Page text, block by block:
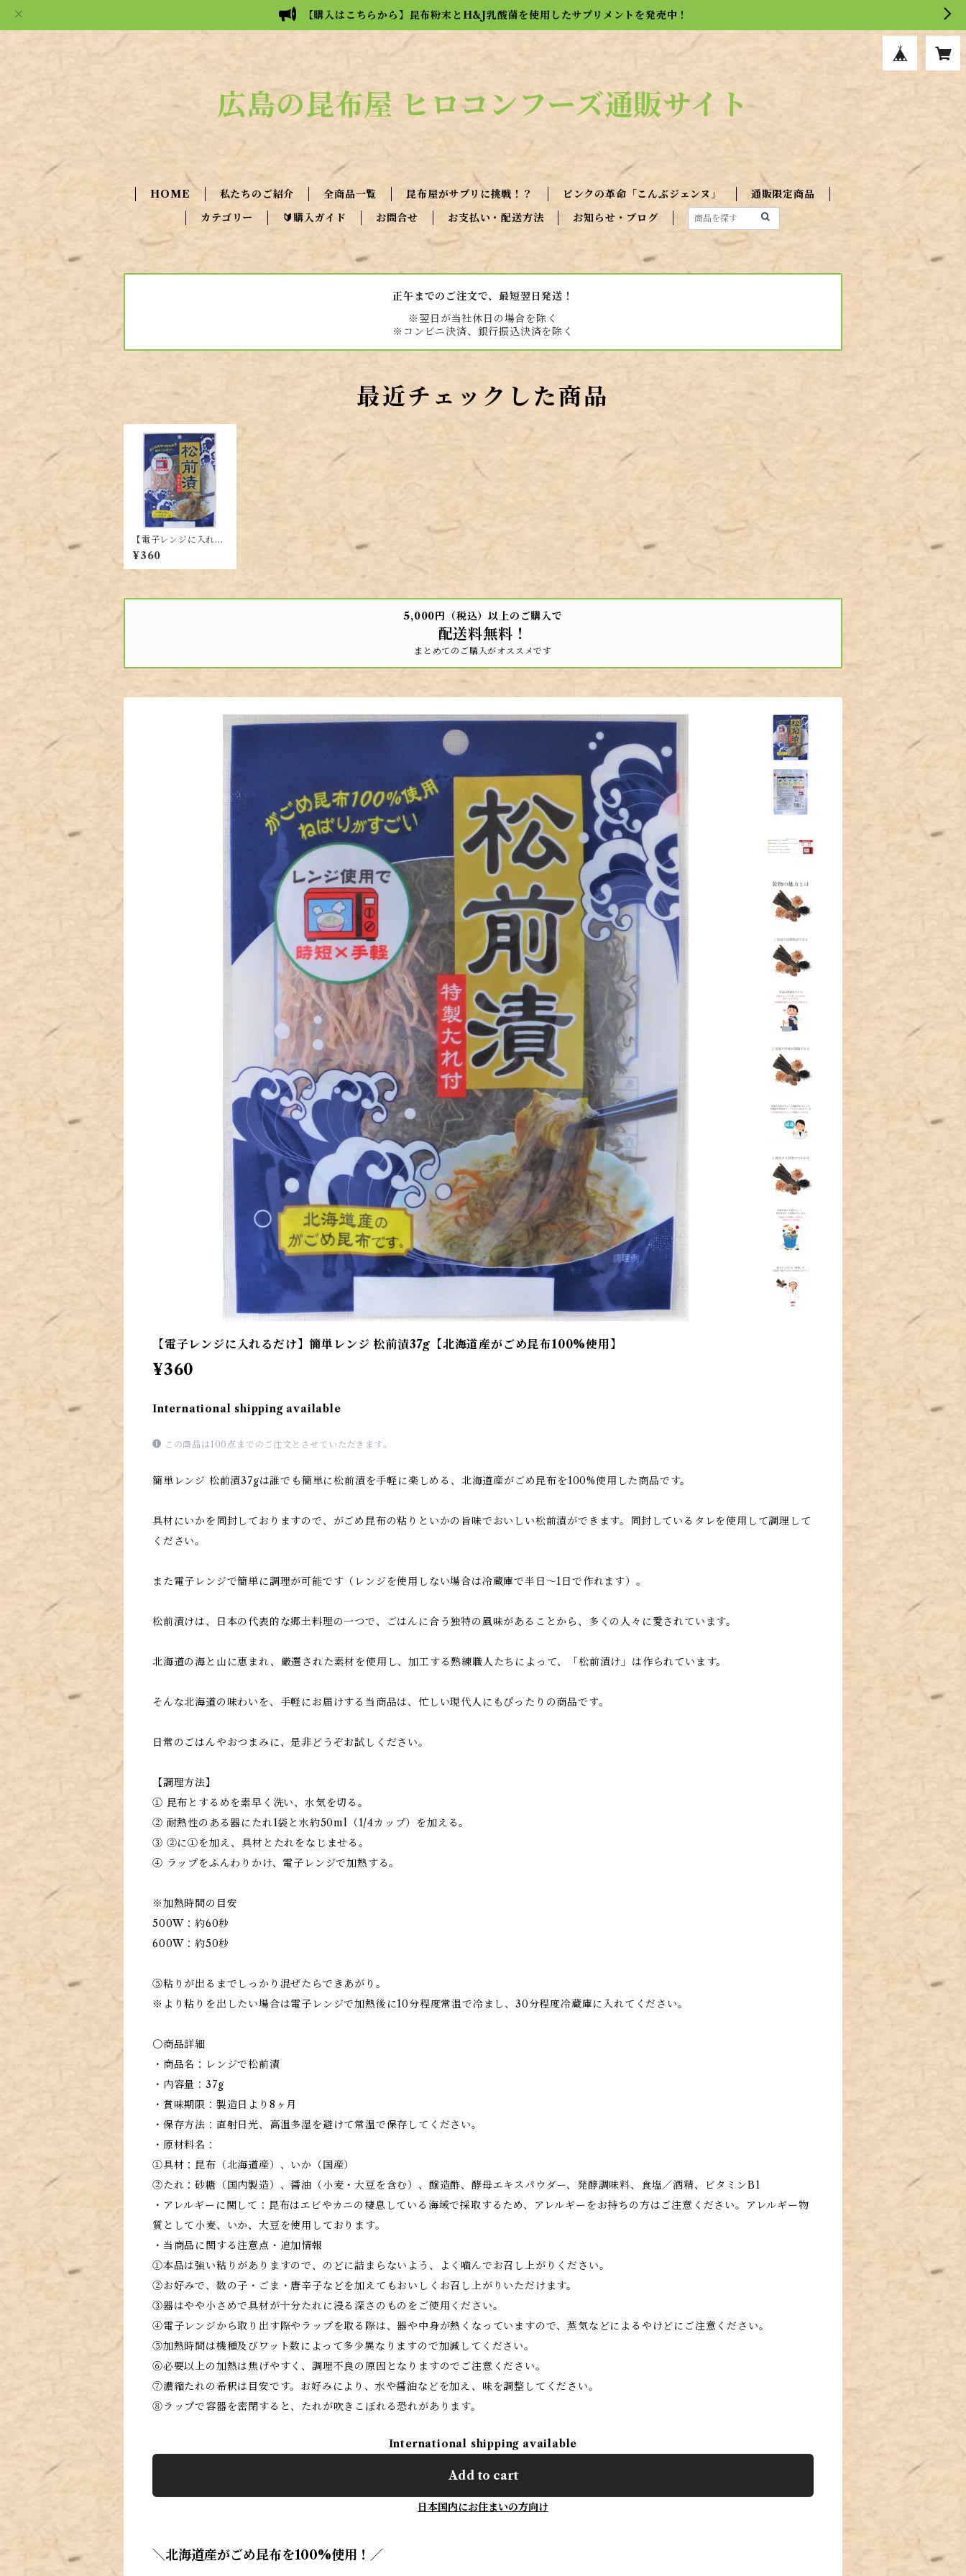
【購入はこちらから】昆布粉末とH&J乳酸菌を使用したサプリメントを発売中！
広島の昆布屋 ヒロコンフーズ通販サイト
HOME 私たちのご紹介 全商品一覧 昆布屋がサプリに挑戦！？ ピンクの革命「こんぶジェンヌ」
通販限定商品
カテゴリー
🔰購入ガイド お問合せ お支払い・配送方法 お知らせ・ブログ
正午までのご注文で、最短翌日発送！
※翌日が当社休日の場合を除く
※コンビニ決済、銀行振込決済を除く
最近チェックした商品
【電子レンジに入れる
だけ】簡単レンジ 松前
漬37g【北海道産がご
め昆布100%使用】
¥360
5,000円（税込）以上のご購入で
配送料無料！
まとめてのご購入がオススメです
【電子レンジに入れるだけ】簡単レンジ 松前漬37g【北海道産がごめ昆布100%使用】
¥360
International shipping available
この商品は100点までのご注文とさせていただきます。
簡単レンジ 松前漬37gは誰でも簡単に松前漬を手軽に楽しめる、北海道産がごめ昆布を100%使用した商品です。
具材にいかを同封しておりますので、がごめ昆布の粘りといかの旨味でおいしい松前漬ができます。同封しているタレを使用して調理して
ください。
また電子レンジで簡単に調理が可能です（レンジを使用しない場合は冷蔵庫で半日～1日で作れます）。
松前漬けは、日本の代表的な郷土料理の一つで、ごはんに合う独特の風味があることから、多くの人々に愛されています。
北海道の海と山に恵まれ、厳選された素材を使用し、加工する熟練職人たちによって、「松前漬け」は作られています。
そんな北海道の味わいを、手軽にお届けする当商品は、忙しい現代人にもぴったりの商品です。
日常のごはんやおつまみに、是非どうぞお試しください。
【調理方法】
① 昆布とするめを素早く洗い、水気を切る。
② 耐熱性のある器にたれ1袋と水約50ml（1/4カップ）を加える。
③ ②に①を加え、具材とたれをなじませる。
④ ラップをふんわりかけ、電子レンジで加熱する。
※加熱時間の目安
500W：約60秒
600W：約50秒
⑤粘りが出るまでしっかり混ぜたらできあがり。
※より粘りを出したい場合は電子レンジで加熱後に10分程度常温で冷まし、30分程度冷蔵庫に入れてください。
〇商品詳細
・商品名：レンジで松前漬
・内容量：37g
・賞味期限：製造日より8ヶ月
・保存方法：直射日光、高温多湿を避けて常温で保存してください。
・原材料名：
①具材：昆布（北海道産）、いか（国産）
②たれ：砂糖（国内製造）、醤油（小麦・大豆を含む）、醸造酢、酵母エキスパウダー、発酵調味料、食塩／酒精、ビタミンB1
・アレルギーに関して：昆布はエビやカニの棲息している海域で採取するため、アレルギーをお持ちの方はご注意ください。アレルギー物
質として小麦、いか、大豆を使用しております。
・当商品に関する注意点・追加情報
①本品は強い粘りがありますので、のどに詰まらないよう、よく噛んでお召し上がりください。
②お好みで、数の子・ごま・唐辛子などを加えてもおいしくお召し上がりいただけます。
③器はやや小さめで具材が十分たれに浸る深さのものをご使用ください。
④電子レンジから取り出す際やラップを取る際は、器や中身が熱くなっていますので、蒸気などによるやけどにご注意ください。
⑤加熱時間は機種及びワット数によって多少異なりますので加減してください。
⑥必要以上の加熱は焦げやすく、調理不良の原因となりますのでご注意ください。
⑦濃縮たれの希釈は目安です。お好みにより、水や醤油などを加え、味を調整してください。
⑧ラップで容器を密閉すると、たれが吹きこぼれる恐れがあります。
International shipping available
Add to cart
日本国内にお住まいの方向け
＼北海道産がごめ昆布を100%使用！／